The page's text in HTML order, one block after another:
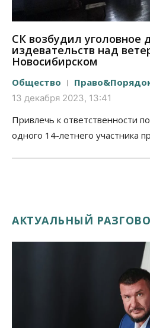
СК возбудил уголовное
издевательств над
Новосибирском
Общество
13 декабря 2023, 13:41
Привлечь к ответственности
одного 14-летнего участника
АКТУАЛЬНЫЙ